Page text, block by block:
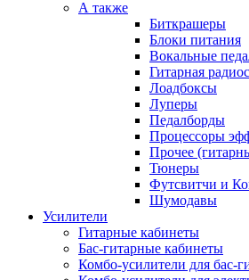
А также
Биткрашеры
Блоки питания
Вокальные
Гитарная
Лоадбоксы
Луперы
Педалборды
Процессоры
Прочее
Тюнеры
Футсвитчи и
Шумодавы
Усилители
Гитарные кабинеты
Бас-гитарные кабинеты
Комбо-усилители для бас-